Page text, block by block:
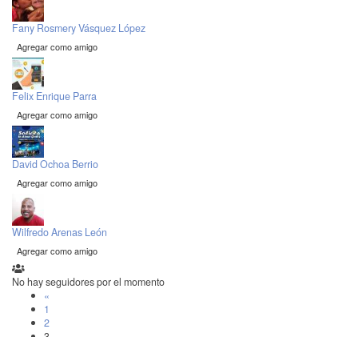
Fany Rosmery Vásquez López
Agregar como amigo
Felix Enrique Parra
Agregar como amigo
David Ochoa Berrio
Agregar como amigo
Wilfredo Arenas León
Agregar como amigo
No hay seguidores por el momento
«
1
2